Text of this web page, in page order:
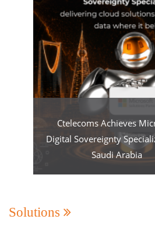
Ctelecoms Achieves
Digital Sovereignty
Saudi Arabia
Solutions